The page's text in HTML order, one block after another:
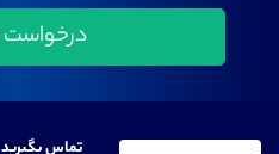
تماس بگیرید